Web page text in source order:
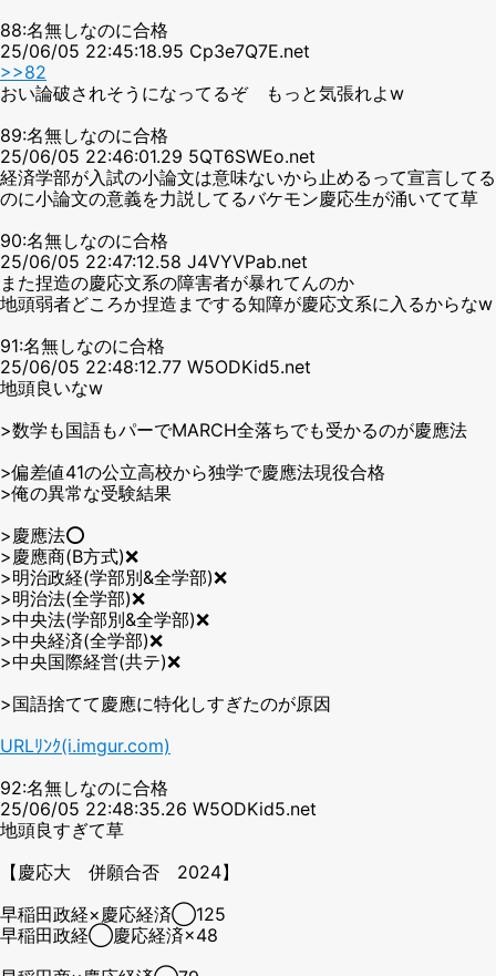
88:名無しなのに合格
25/06/05 22:45:18.95 Cp3e7Q7E.net
>>82
おい論破されそうになってるぞ もっと気張れよw
89:名無しなのに合格
25/06/05 22:46:01.29 5QT6SWEo.net
経済学部が入試の小論文は意味ないから止めるって宣言してる
のに小論文の意義を力説してるバケモン慶応生が涌いてて草
90:名無しなのに合格
25/06/05 22:47:12.58 J4VYVPab.net
また捏造の慶応文系の障害者が暴れてんのか
地頭弱者どころか捏造までする知障が慶応文系に入るからなw
91:名無しなのに合格
25/06/05 22:48:12.77 W5ODKid5.net
地頭良いなw
>数学も国語もパーでMARCH全落ちでも受かるのが慶應法
>偏差値41の公立高校から独学で慶應法現役合格
>俺の異常な受験結果
>慶應法⭕
>慶應商(B方式)❌
>明治政経(学部別&全学部)❌
>明治法(全学部)❌
>中央法(学部別&全学部)❌
>中央経済(全学部)❌
>中央国際経営(共テ)❌
>国語捨てて慶應に特化しすぎたのが原因
URLﾘﾝｸ(i.imgur.com)
92:名無しなのに合格
25/06/05 22:48:35.26 W5ODKid5.net
地頭良すぎて草
【慶応大 併願合否 2024】
早稲田政経×慶応経済◯125
早稲田政経◯慶応経済×48